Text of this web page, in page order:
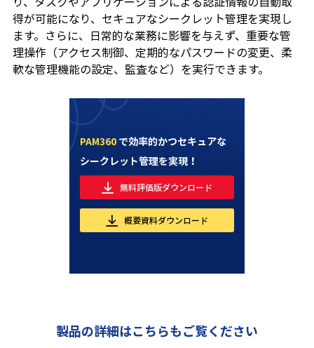
得が可能になり、セキュアなシークレット管理を実現し
ます。さらに、日常的な業務に影響を与えず、重要な管
理操作（アクセス制御、定期的なパスワードの変更、柔
軟な管理機能の設定、監査など）を実行できます。
PAM360 で効率的かつセキュアな
シークレット管理を実現！
無料評価版ダウンロード
概要資料ダウンロード
製品の詳細はこちらもご覧ください